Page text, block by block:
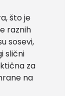
što je
raznih
sosevi,
slični
za
na